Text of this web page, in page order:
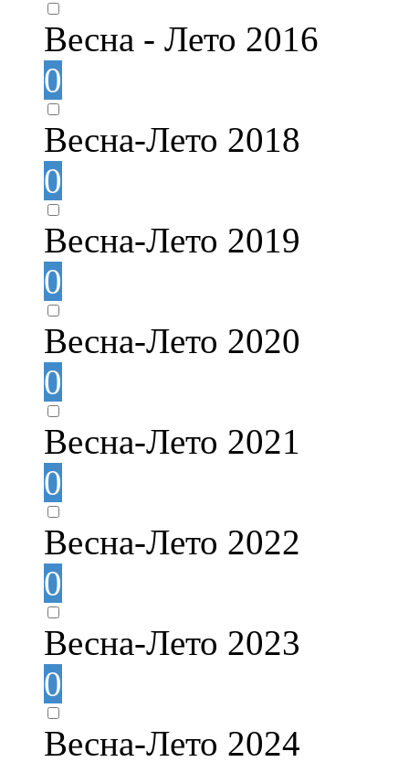
Весна - Лето 2016
0
Весна-Лето 2018
0
Весна-Лето 2019
0
Весна-Лето 2020
0
Весна-Лето 2021
0
Весна-Лето 2022
0
Весна-Лето 2023
0
Весна-Лето 2024